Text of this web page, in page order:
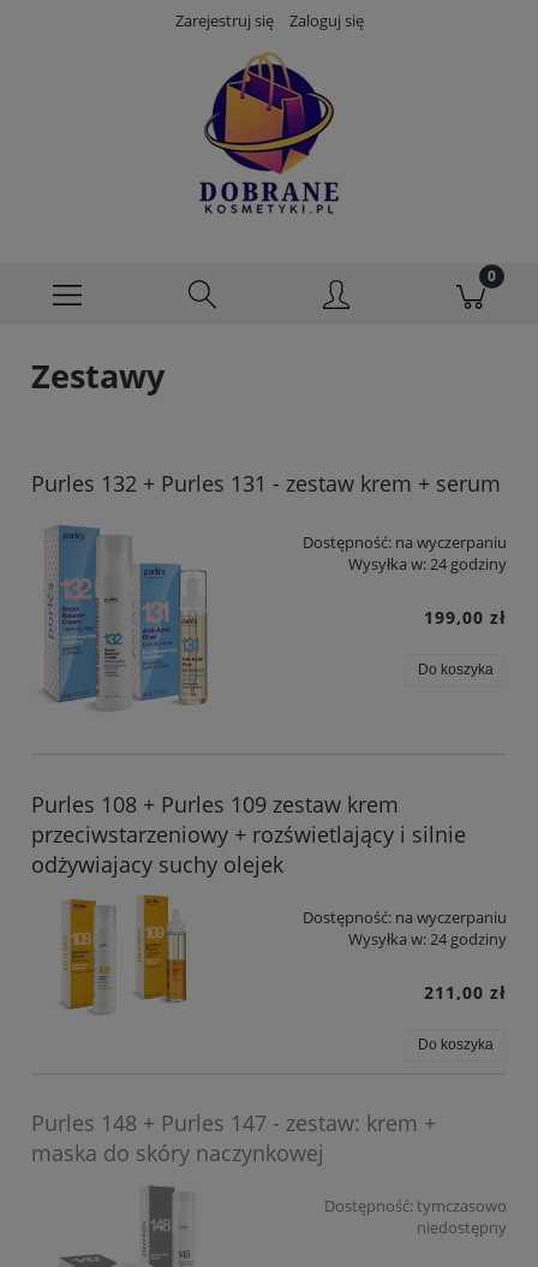
Zarejestruj się Zaloguj się
Zestawy
Purles 132 + Purles 131 - zestaw krem + serum
Dostępność: na wyczerpaniu
Wysyłka w:24 godziny
199,00 zł
Do koszyka
Purles 108 + Purles 109 zestaw krem
przeciwstarzeniowy + rozświetlający i silnie
odżywiajacy suchy olejek
Dostępność: na wyczerpaniu
Wysyłka w:24 godziny
211,00 zł
Do koszyka
Purles 148 + Purles 147 - zestaw: krem +
maska do skóry naczynkowej
Dostępność: tymczasowo
niedostępny